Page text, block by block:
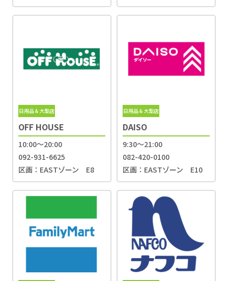
日用品＆大型店
OFF HOUSE
10:00〜20:00
092-931-6625
区画：EASTゾーン E8
日用品＆大型店
DAISO
9:30〜21:00
082-420-0100
区画：EASTゾーン E10